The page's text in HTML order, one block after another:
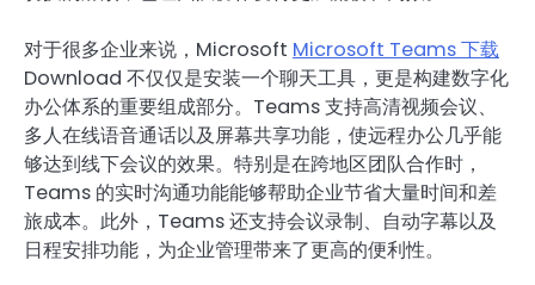
对于很多企业来说，Microsoft Microsoft Teams 下载
Download 不仅仅是安装一个聊天工具，更是构建数字化
办公体系的重要组成部分。Teams 支持高清视频会议、
多人在线语音通话以及屏幕共享功能，使远程办公几乎能
够达到线下会议的效果。特别是在跨地区团队合作时，
Teams 的实时沟通功能能够帮助企业节省大量时间和差
旅成本。此外，Teams 还支持会议录制、自动字幕以及
日程安排功能，为企业管理带来了更高的便利性。